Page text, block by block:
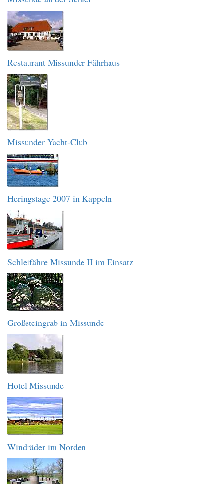
Restaurant Missunder Fährhaus
Missunder Yacht-Club
Heringstage 2007 in Kappeln
Schleifähre Missunde II im Einsatz
Großsteingrab in Missunde
Hotel Missunde
Windräder im Norden